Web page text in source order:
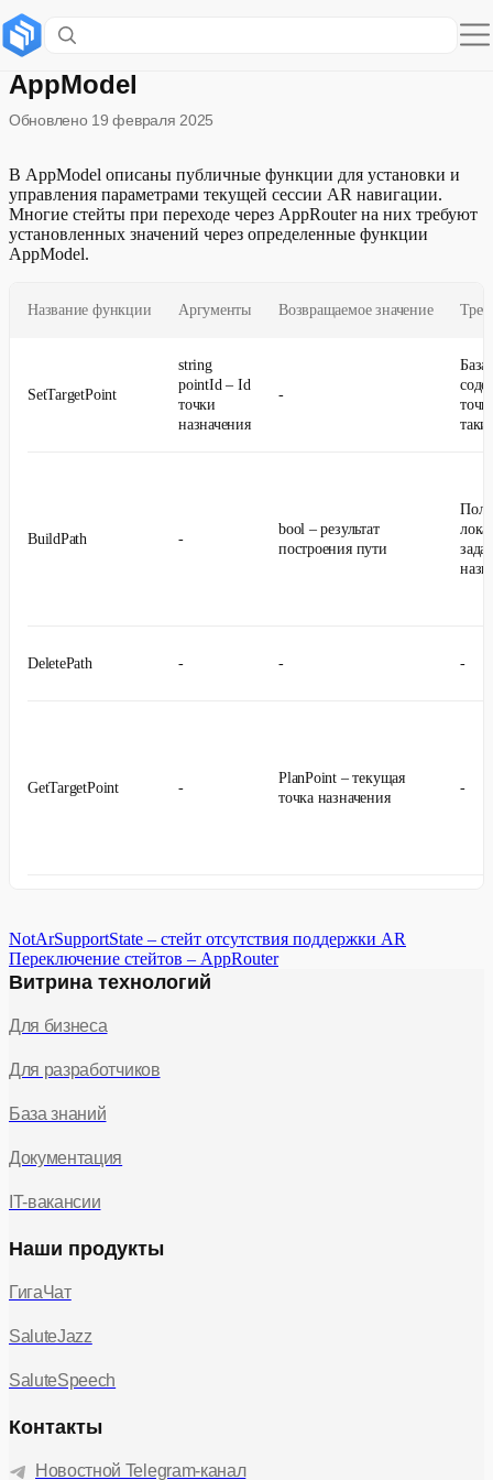
Управление работой приложения –
AppModel
Обновлено 19 февраля 2025
В AppModel описаны публичные функции для установки и
управления параметрами текущей сессии AR навигации.
Многие стейты при переходе через AppRouter на них требуют
установленных значений через определенные функции
AppModel.
Название функции Аргументы Возвращаемое значение
SetTargetPoint
string
pointId – Id
точки
назначения
-
BuildPath -
bool – результат
построения пути
DeletePath - - -
GetTargetPoint -
PlanPoint – текущая
точка назначения
-
GetCurrentPath -
Vector3[] – текущий
путь
NotArSupportState – стейт отсутствия поддержки AR
Переключение стейтов – AppRouter
Витрина технологий
Для бизнеса
Для разработчиков
База знаний
Документация
IT-вакансии
Наши продукты
ГигаЧат
SaluteJazz
SaluteSpeech
Контакты
Новостной Telegram-канал